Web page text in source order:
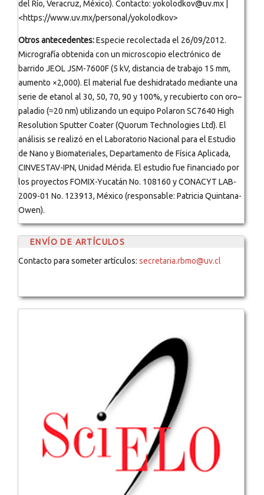
del Río, Veracruz, México). Contacto: yokolodkov@uv.mx |
<https://www.uv.mx/personal/yokolodkov>
Otros antecedentes:Especie recolectada el 26/09/2012.
Micrografía obtenida con un microscopio electrónico de
barrido JEOL JSM-7600F (5 kV, distancia de trabajo 15 mm,
aumento ×2,000). El material fue deshidratado mediante una
serie de etanol al 30, 50, 70, 90 y 100%, y recubierto con oro–
paladio (≈20 nm) utilizando un equipo Polaron SC7640 High
Resolution Sputter Coater (Quorum Technologies Ltd). El
análisis se realizó en el Laboratorio Nacional para el Estudio
de Nano y Biomateriales, Departamento de Física Aplicada,
CINVESTAV-IPN, Unidad Mérida. El estudio fue financiado por
los proyectos FOMIX-Yucatán No. 108160 y CONACYT LAB-
2009-01 No. 123913, México (responsable: Patricia Quintana-
Owen).
ENVÍO DE ARTÍCULOS
Contacto para someter artículos: secretaria.rbmo@uv.cl